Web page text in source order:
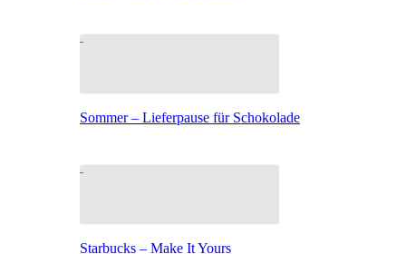
Sommer – Lieferpause für Schokolade
Starbucks – Make It Yours